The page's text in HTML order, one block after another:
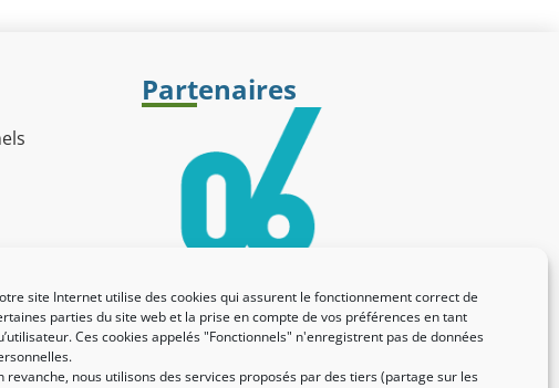
site Internet utilise des cookies qui assurent le fonctionnement correct de
parties du site web et la prise en compte de vos préférences en tant
Ces cookies appelés "Fonctionnels" n'enregistrent pas de données
revanche, nous utilisons des services proposés par des tiers (partage sur les
Partenaires